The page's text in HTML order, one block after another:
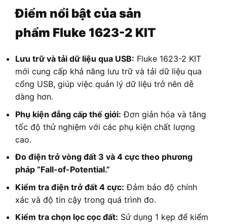
Điểm nổi bật của sản
phẩm Fluke 1623-2 KIT
Lưu trữ và tải dữ liệu qua USB: Fluke 1623-2 KIT
mới cung cấp khả năng lưu trữ và tải dữ liệu qua
cổng USB, giúp việc quản lý dữ liệu trở nên dễ
dàng hơn.
Phụ kiện đẳng cấp thế giới: Đơn giản hóa và tăng
tốc độ thử nghiệm với các phụ kiện chất lượng
cao.
Đo điện trở vòng đất 3 và 4 cực theo phương
pháp “Fall-of-Potential.”
Kiểm tra điện trở đất 4 cực: Đảm bảo độ chính
xác và độ tin cậy trong quá trình đo.
Kiểm tra chọn lọc cọc đất: Sử dụng 1 kẹp để kiểm